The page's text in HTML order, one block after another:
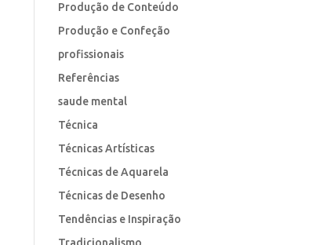
Produção de Conteúdo
Produção e Confeção
profissionais
Referências
saude mental
Técnica
Técnicas Artísticas
Técnicas de Aquarela
Técnicas de Desenho
Tendências e Inspiração